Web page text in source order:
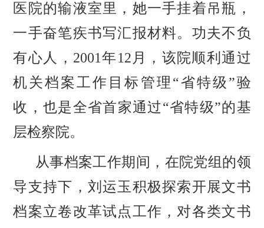
医院的输液室里，她一手挂着吊瓶，
一手奋笔疾书写汇报材料。功夫不负
有心人，2001年12月，该院顺利通过
机关档案工作目标管理“省特级”验
收，也是全省首家通过“省特级”的基
层检察院。
从事档案工作期间，在院党组的领
导支持下，刘运玉积极探索开展文书
档案立卷改革试点工作，对各类文书